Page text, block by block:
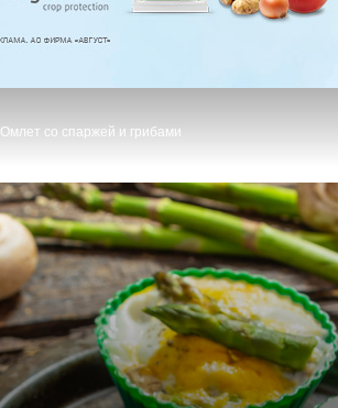
Омлет со спаржей и грибами